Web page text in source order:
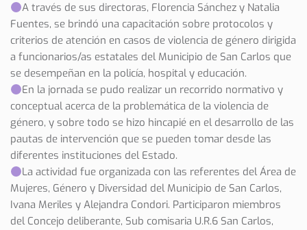
A través de sus directoras, Florencia Sánchez y Natalia
Fuentes, se brindó una capacitación sobre protocolos y
criterios de atención en casos de violencia de género dirigida
a funcionarios/as estatales del Municipio de San Carlos que
se desempeñan en la policía, hospital y educación.
En la jornada se pudo realizar un recorrido normativo y
conceptual acerca de la problemática de la violencia de
género, y sobre todo se hizo hincapié en el desarrollo de las
pautas de intervención que se pueden tomar desde las
diferentes instituciones del Estado.
La actividad fue organizada con las referentes del Área de
Mujeres, Género y Diversidad del Municipio de San Carlos,
Ivana Meriles y Alejandra Condori. Participaron miembros
del Concejo deliberante, Sub comisaria U.R.6 San Carlos,